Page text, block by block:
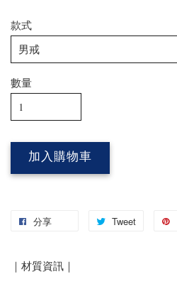
款式
數量
加入購物車
分享 Tweet
｜材質資訊｜